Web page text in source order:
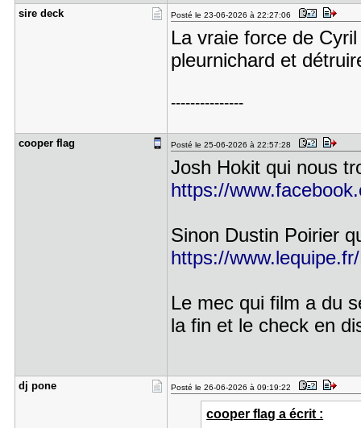
sire deck Posté le 23-06-2026 à 22:27:06
La vraie force de
pleurnichard et
---------------
cooper fla​g Posté le 25-06-2026 à 22:57:28
Josh Hokit qui nous
https://
Sinon Dustin Poirier
https://
Le mec qui film a du
la fin et le check en
dj pone Posté le 26-06-2026 à 09:19:22
cooper flag a écrit :